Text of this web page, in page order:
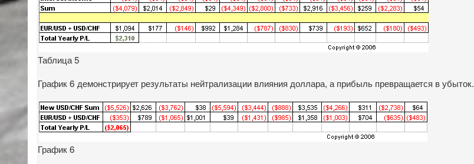
Таблица 5
График 6 демонстрирует результаты нейтрализации влияния доллара, а прибыль превращается в убыток.
График 6